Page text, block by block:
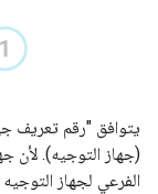
يتوافق "رقم تعريف
(جهاز التوجيه). لأن